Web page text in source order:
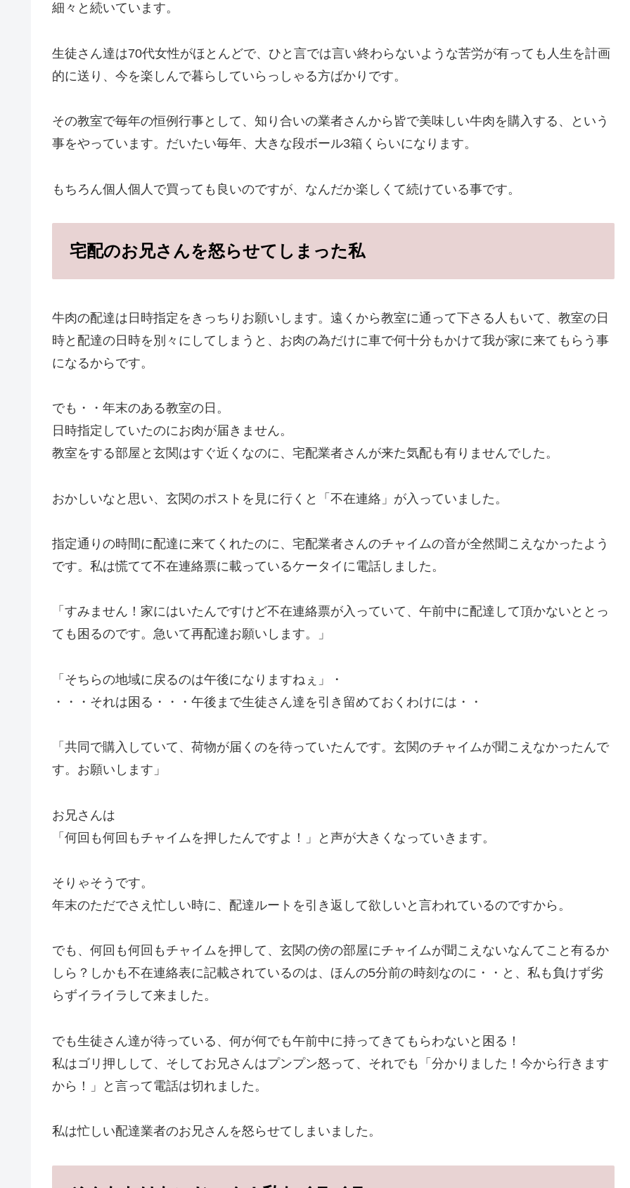
細々と続いています。
生徒さん達は70代女性がほとんどで、ひと言では言い終わらないような苦労が有っても人生を計画
的に送り、今を楽しんで暮らしていらっしゃる方ばかりです。
その教室で毎年の恒例行事として、知り合いの業者さんから皆で美味しい牛肉を購入する、という
事をやっています。だいたい毎年、大きな段ボール3箱くらいになります。
もちろん個人個人で買っても良いのですが、なんだか楽しくて続けている事です。
宅配のお兄さんを怒らせてしまった私
牛肉の配達は日時指定をきっちりお願いします。遠くから教室に通って下さる人もいて、教室の日
時と配達の日時を別々にしてしまうと、お肉の為だけに車で何十分もかけて我が家に来てもらう事
になるからです。
でも・・年末のある教室の日。
日時指定していたのにお肉が届きません。
教室をする部屋と玄関はすぐ近くなのに、宅配業者さんが来た気配も有りませんでした。
おかしいなと思い、玄関のポストを見に行くと「不在連絡」が入っていました。
指定通りの時間に配達に来てくれたのに、宅配業者さんのチャイムの音が全然聞こえなかったよう
です。私は慌てて不在連絡票に載っているケータイに電話しました。
「すみません！家にはいたんですけど不在連絡票が入っていて、午前中に配達して頂かないととっ
ても困るのです。急いて再配達お願いします。」
「そちらの地域に戻るのは午後になりますねぇ」・
・・・それは困る・・・午後まで生徒さん達を引き留めておくわけには・・
「共同で購入していて、荷物が届くのを待っていたんです。玄関のチャイムが聞こえなかったんで
す。お願いします」
お兄さんは
「何回も何回もチャイムを押したんですよ！」と声が大きくなっていきます。
そりゃそうです。
年末のただでさえ忙しい時に、配達ルートを引き返して欲しいと言われているのですから。
でも、何回も何回もチャイムを押して、玄関の傍の部屋にチャイムが聞こえないなんてこと有るか
しら？しかも不在連絡表に記載されているのは、ほんの5分前の時刻なのに・・と、私も負けず劣
らずイライラして来ました。
でも生徒さん達が待っている、何が何でも午前中に持ってきてもらわないと困る！
私はゴリ押しして、そしてお兄さんはプンプン怒って、それでも「分かりました！今から行きます
から！」と言って電話は切れました。
私は忙しい配達業者のお兄さんを怒らせてしまいました。